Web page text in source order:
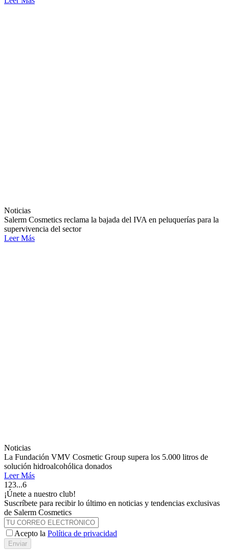
Noticias
Salerm Cosmetics reclama la bajada del IVA en peluquerías para la
supervivencia del sector
Leer Más
Noticias
La Fundación VMV Cosmetic Group supera los 5.000 litros de
solución hidroalcohólica donados
Leer Más
1 23...6
¡Únete a nuestro club!
Suscríbete para recibir lo último en noticias y tendencias exclusivas
de Salerm Cosmetics
Acepto la Política de privacidad
Enviar